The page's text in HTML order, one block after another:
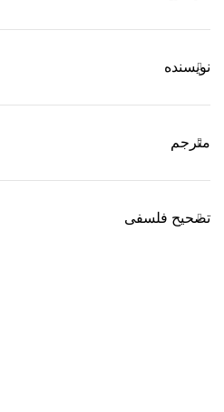
نویسنده
مترجم
تصحیح فلسفی